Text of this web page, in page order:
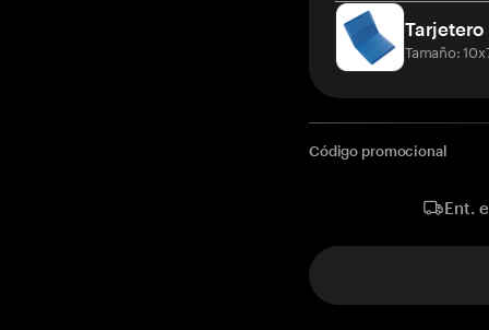
Tarjetero
Tamaño:
Código promocional
Ent.